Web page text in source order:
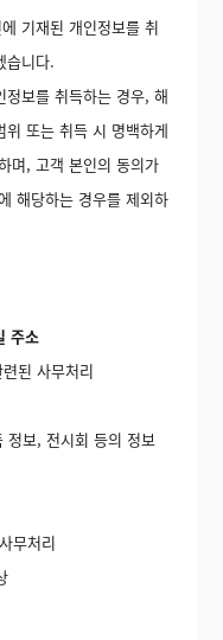
기재된 개인정보를 취
습니다.
보를 취득하는 경우, 해
또는 취득 시 명백하게
며, 고객 본인의 동의가
해당하는 경우를 제외하
주소
된 사무처리
정보, 전시회 등의 정보
무처리